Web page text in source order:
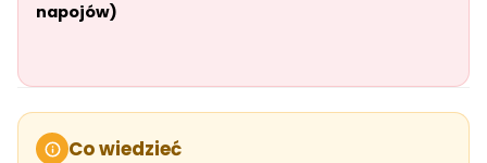
napojów)
Co wiedzieć